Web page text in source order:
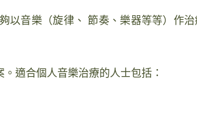
以音樂（旋律、 節奏、樂器等等）作
適合個人音樂治療的人士包括：